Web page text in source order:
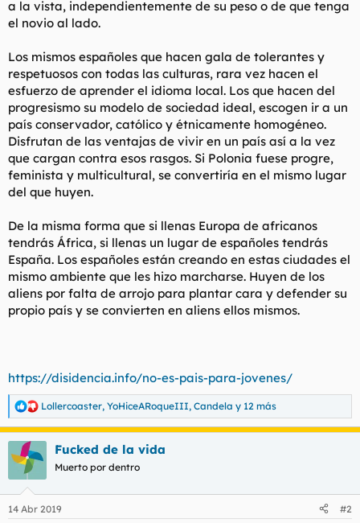
a la vista, independientemente de su peso o de que tenga
el novio al lado.
Los mismos españoles que hacen gala de tolerantes y
respetuosos con todas las culturas, rara vez hacen el
esfuerzo de aprender el idioma local. Los que hacen del
progresismo su modelo de sociedad ideal, escogen ir a un
país conservador, católico y étnicamente homogéneo.
Disfrutan de las ventajas de vivir en un país así a la vez
que cargan contra esos rasgos. Si Polonia fuese progre,
feminista y multicultural, se convertiría en el mismo lugar
del que huyen.
De la misma forma que si llenas Europa de africanos
tendrás África, si llenas un lugar de españoles tendrás
España. Los españoles están creando en estas ciudades el
mismo ambiente que les hizo marcharse. Huyen de los
aliens por falta de arrojo para plantar cara y defender su
propio país y se convierten en aliens ellos mismos.
https://disidencia.info/no-es-pais-para-jovenes/
R
e
c
e
Lollercoaster, YoHiceARoqueIII, Candela y 12 más
Fucked de la vida
Muerto por dentro
14 Abr 2019 #2